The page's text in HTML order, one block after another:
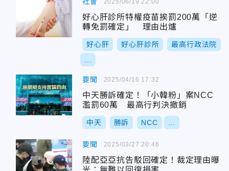
好心肝診所特權疫苗挨罰200萬「逆
轉免罰確定」 理由出爐
好心肝 好心肝診所 最高行政法院
要聞
中天勝訴確定！「小韓粉」案NCC
濫罰60萬 最高行判決撤銷
中天 勝訴 NCC
2025/04/16 17:32
要聞
陸配亞亞抗告駁回確定！裁定理由曝
2025/03/27 20:46